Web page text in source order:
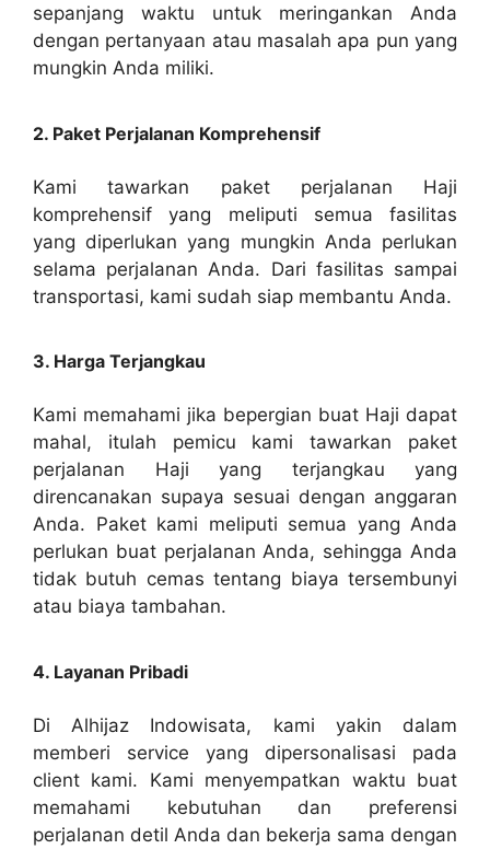
sepanjang waktu untuk meringankan Anda
dengan pertanyaan atau masalah apa pun yang
mungkin Anda miliki.
2. Paket Perjalanan Komprehensif
Kami tawarkan paket perjalanan Haji
komprehensif yang meliputi semua fasilitas
yang diperlukan yang mungkin Anda perlukan
selama perjalanan Anda. Dari fasilitas sampai
transportasi, kami sudah siap membantu Anda.
3. Harga Terjangkau
Kami memahami jika bepergian buat Haji dapat
mahal, itulah pemicu kami tawarkan paket
perjalanan Haji yang terjangkau yang
direncanakan supaya sesuai dengan anggaran
Anda. Paket kami meliputi semua yang Anda
perlukan buat perjalanan Anda, sehingga Anda
tidak butuh cemas tentang biaya tersembunyi
atau biaya tambahan.
4. Layanan Pribadi
Di Alhijaz Indowisata, kami yakin dalam
memberi service yang dipersonalisasi pada
client kami. Kami menyempatkan waktu buat
memahami kebutuhan dan preferensi
perjalanan detil Anda dan bekerja sama dengan